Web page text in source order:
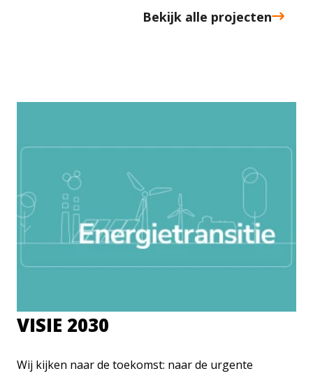
Bekijk alle projecten
VISIE 2030
Wij kijken naar de toekomst: naar de urgente